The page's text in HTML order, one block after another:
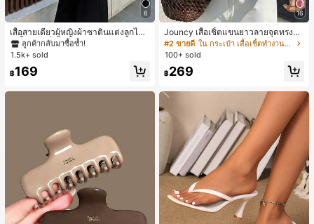
6
เสื้อสายเดี่ยวผู้หญิงผ้าซาตินแต่งลูกไม้
- เสื้อสายเดี่ยวฤดูร้อนสีคากีมีรอยผ่าด้า
นข้างที่น่าดึงดูดแบบสบายๆ
#1 ขายดี
ใน สีกากี เสื้อสตรี เสื้อเบลาส์ & Tee
ลูกค้ากลับมาซื้อซ้ำ!
#1 ขายดี
ใน สีกากี เสื้อสตรี เสื้อเบลาส์ & Tee
ลูกค้ากลับมาซื้อซ้ำ!
#1 ขายดี
ใน สีกากี เสื้อสตรี เสื้อเบลาส์ & Tee
ลูกค้ากลับมาซื้อซ้ำ!
#1 ขายดี
ลูกค้ากลับมาซื้อซ้ำ!
1.5k+ sold
฿169
16
Jouncy เสื้อเชิ้ตแขนยาวลายจุดทรงหล
วมสำหรับผู้หญิง
#2 ขายดี
ใน กระเป๋า เสื้อเชิ้ตทำงานมีกระเป๋า
100+ sold
฿269